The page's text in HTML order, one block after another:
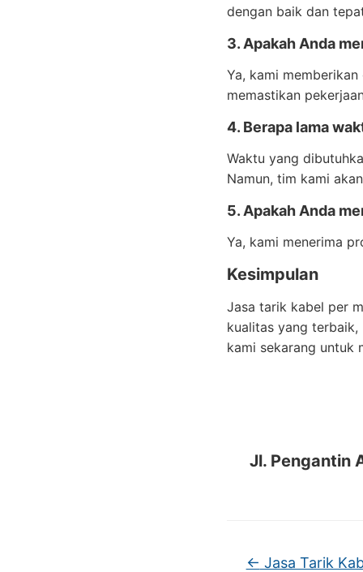
dengan baik dan
3. Apakah Anda
Ya, kami
memastikan
4. Berapa lama
Waktu yang
Namun, tim kami
5. Apakah Anda
Ya, kami menerima
Kesimpulan
Jasa tarik kabel per
kualitas yang
kami sekarang untuk
Jl. Pengantin
← Jasa Tarik